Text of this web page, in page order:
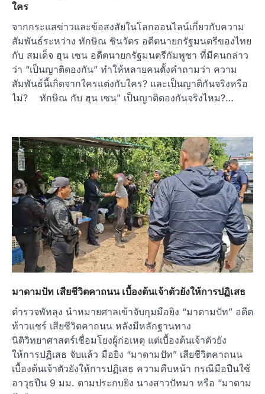
ใคร
จากกระแสข่าวและข้อสงสัยในโลกออนไลน์เกี่ยวกับความ
สัมพันธ์ระหว่าง ทักษิณ ชินวัตร อดีตนายกรัฐมนตรีของไทย
กับ สมเด็จ ฮุน เซน อดีตนายกรัฐมนตรีกัมพูชา ที่มีคนกล่าว
ว่า “เป็นญาติดองกัน” ทำให้หลายคนตั้งคำถามว่า ความ
สัมพันธ์นี้เกิดจากใครแต่งกับใคร? และเป็นญาติกันจริงหรือ
ไม่? ทักษิณ กับ ฮุน เซน” เป็นญาติดองกันจริงไหม?…
มาดามปัท เสียชีวิตคาถนน เบื้องต้นเจ้าตัวยังให้การปฏิเสธ
ตำรวจพัทลุง นำหมายศาลเข้าจับกุมมือยิง “มาดามปัท” อดีต
ท้าวแชร์ เสียชีวิตคาถนน หลังมีหลักฐานทาง
นิติวิทยาศาสตร์เชื่อมโยงผู้ก่อเหตุ แต่เบื้องต้นเจ้าตัวยัง
ให้การปฏิเสธ จับแล้ว มือยิง “มาดามปัท” เสียชีวิตคาถนน
เบื้องต้นเจ้าตัวยังให้การปฏิเสธ ความคืบหน้า กรณีมือปืนใช้
อาวุธปืน 9 มม. ตามประกบยิง นางสาวปัทมา หรือ “มาดาม